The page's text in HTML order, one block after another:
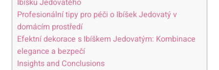
Profesionální tipy pro péči o Ibíšek Jedovatý v
domácím prostředí
Efektní dekorace s Ibíškem Jedovatým: Kombinace
elegance a bezpečí
Insights and Conclusions